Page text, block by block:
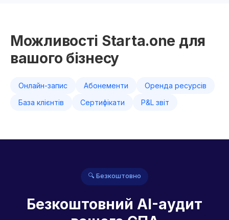
Можливості Starta.one для
вашого бізнесу
Онлайн-запис Абонементи
Оренда ресурсів
База клієнтів
Сертифікати P&L звіт
🔍 Безкоштовно
Безкоштовний AI-аудит